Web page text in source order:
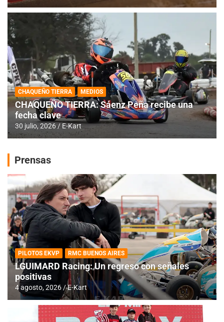
CHAQUEÑO TIERRA MEDIOS
CHAQUEÑO TIERRA: Sáenz Peña recibe una
fecha clave
30 julio, 2026 E-Kart
Prensas
PILOTOS EKVP RMC BUENOS AIRES
LGUIMARD Racing: Un regreso con señales
positivas
4 agosto, 2026 E-Kart